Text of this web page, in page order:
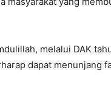
melalui DAK
dapat menunjang